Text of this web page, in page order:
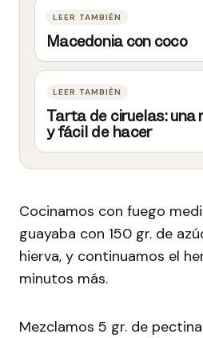
Macedonia con coco
Tarta de ciruelas: una
y fácil de hacer
Cocinamos con fuego
guayaba con 150 gr. de
hierva, y continuamos el
minutos más.
Mezclamos 5 gr. de